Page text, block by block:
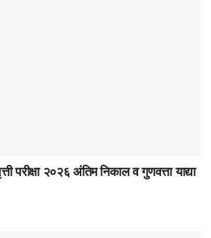
परीक्षा २०२६ अंतिम निकाल व गुणवत्ता याद्या